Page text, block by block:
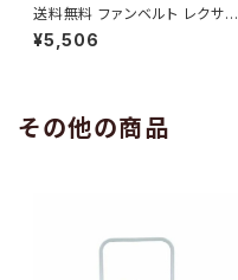
送料無料 ファンベルト レクサス
LS460 型式USF46 H20.09
～ （国内トップメーカー） 1本 H
¥5,506
その他の商品